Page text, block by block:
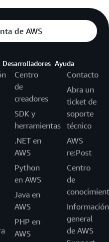
de AWS
Desarrolladores
Centro
de
creadores
SDK y
herramientas
.NET en
AWS
Python
en AWS
Java en
AWS
PHP en
AWS
Ayuda
Contacto
Abra un
ticket de
soporte
técnico
AWS
re:Post
Centro
de
Información
general
de AWS